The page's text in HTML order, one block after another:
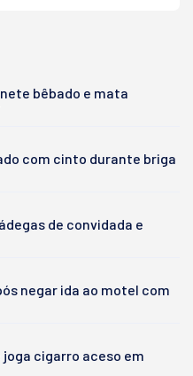
bêbado e mata
com cinto durante briga
de convidada e
negar ida ao motel com
joga cigarro aceso em